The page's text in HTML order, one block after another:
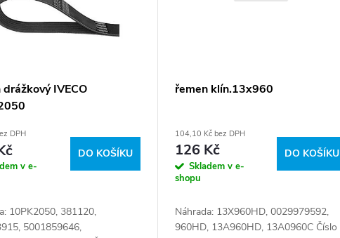
drážkový IVECO
DPH
v e-
DO KOŠÍKU
10PK2050, 381120,
5001859646,
řemen klín.13x960
104,10 Kč bez DPH
126 Kč
Skladem v e-
shopu
DO KOŠÍKU
Náhrada: 13X960HD, 0029979592,
960HD, 13A960HD, 13A0960C Číslo